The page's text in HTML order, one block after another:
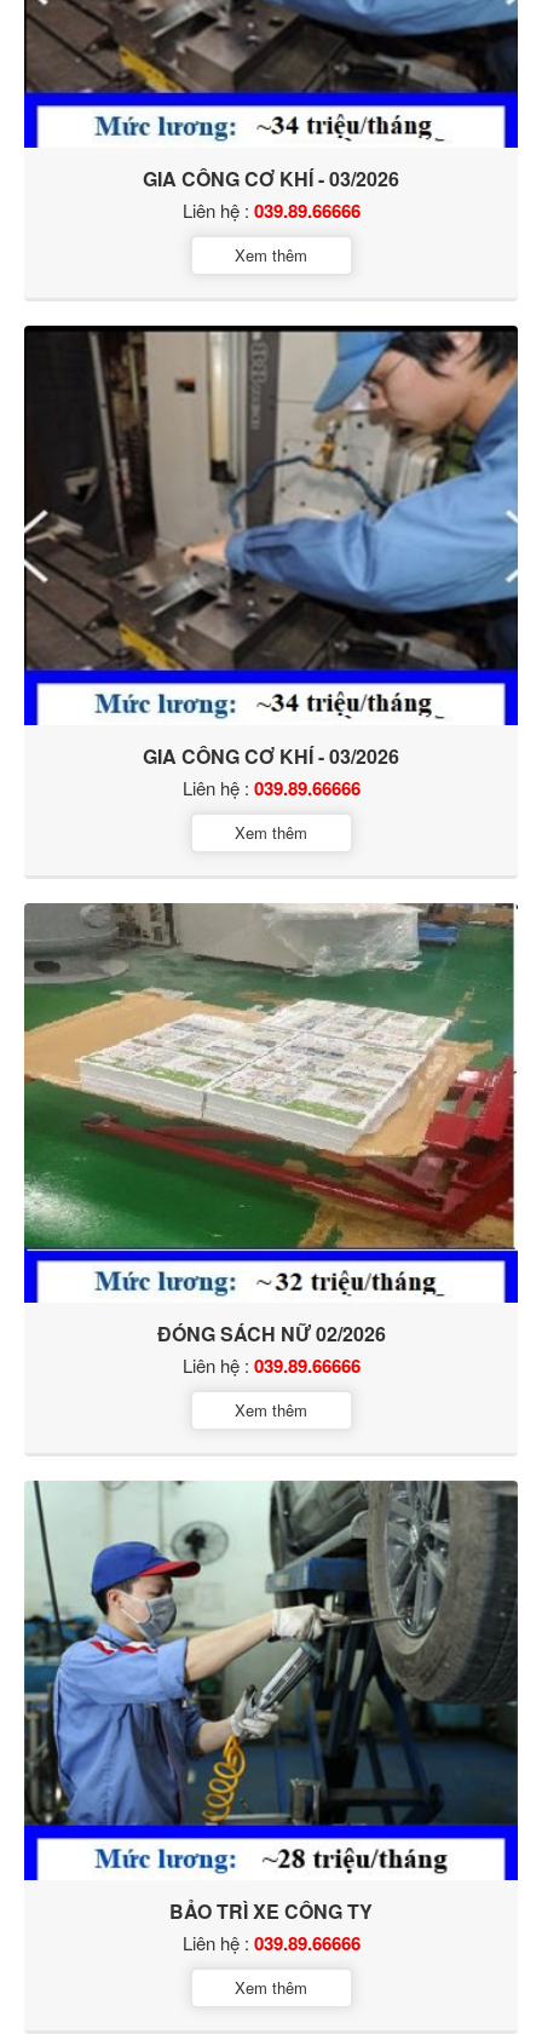
GIA CÔNG CƠ KHÍ - 03/2026
Liên hệ : 039.89.66666
Xem thêm
GIA CÔNG CƠ KHÍ - 03/2026
Liên hệ : 039.89.66666
Xem thêm
ĐÓNG SÁCH NỮ 02/2026
Liên hệ : 039.89.66666
Xem thêm
BẢO TRÌ XE CÔNG TY
Liên hệ : 039.89.66666
Xem thêm